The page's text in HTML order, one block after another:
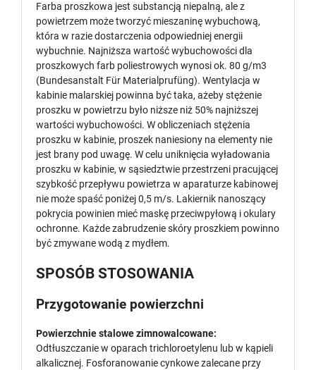
Farba proszkowa jest substancją niepalną, ale z
powietrzem może tworzyć mieszaninę wybuchową,
która w razie dostarczenia odpowiedniej energii
wybuchnie. Najniższa wartość wybuchowości dla
proszkowych farb poliestrowych wynosi ok. 80 g/m3
(Bundesanstalt Für Materialprufüng). Wentylacja w
kabinie malarskiej powinna być taka, ażeby stężenie
proszku w powietrzu było niższe niż 50% najniższej
wartości wybuchowości. W obliczeniach stężenia
proszku w kabinie, proszek naniesiony na elementy nie
jest brany pod uwagę. W celu uniknięcia wyładowania
proszku w kabinie, w sąsiedztwie przestrzeni pracującej
szybkość przepływu powietrza w aparaturze kabinowej
nie może spaść poniżej 0,5 m/s. Lakiernik nanoszący
pokrycia powinien mieć maskę przeciwpyłową i okulary
ochronne. Każde zabrudzenie skóry proszkiem powinno
być zmywane wodą z mydłem.
SPOSÓB STOSOWANIA
Przygotowanie powierzchni
Powierzchnie stalowe zimnowalcowane:
Odtłuszczanie w oparach trichloroetylenu lub w kąpieli
alkalicznej. Fosforanowanie cynkowe zalecane przy